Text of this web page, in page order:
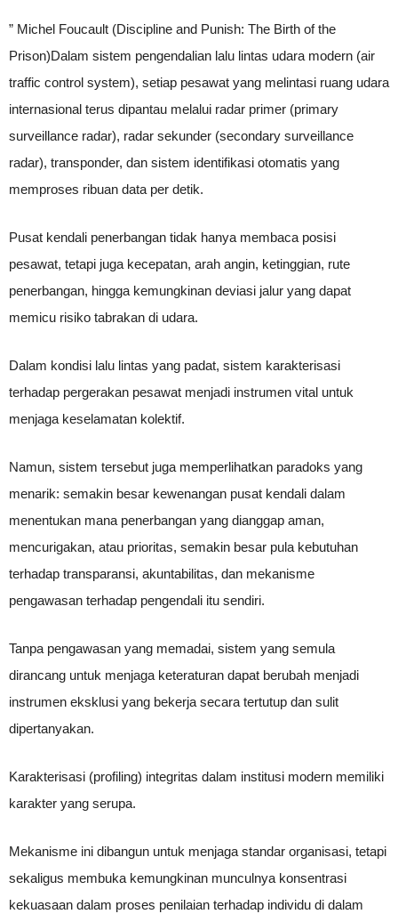
” Michel Foucault (Discipline and Punish: The Birth of the
Prison)Dalam sistem pengendalian lalu lintas udara modern (air
traffic control system), setiap pesawat yang melintasi ruang udara
internasional terus dipantau melalui radar primer (primary
surveillance radar), radar sekunder (secondary surveillance
radar), transponder, dan sistem identifikasi otomatis yang
memproses ribuan data per detik.
Pusat kendali penerbangan tidak hanya membaca posisi
pesawat, tetapi juga kecepatan, arah angin, ketinggian, rute
penerbangan, hingga kemungkinan deviasi jalur yang dapat
memicu risiko tabrakan di udara.
Dalam kondisi lalu lintas yang padat, sistem karakterisasi
terhadap pergerakan pesawat menjadi instrumen vital untuk
menjaga keselamatan kolektif.
Namun, sistem tersebut juga memperlihatkan paradoks yang
menarik: semakin besar kewenangan pusat kendali dalam
menentukan mana penerbangan yang dianggap aman,
mencurigakan, atau prioritas, semakin besar pula kebutuhan
terhadap transparansi, akuntabilitas, dan mekanisme
pengawasan terhadap pengendali itu sendiri.
Tanpa pengawasan yang memadai, sistem yang semula
dirancang untuk menjaga keteraturan dapat berubah menjadi
instrumen eksklusi yang bekerja secara tertutup dan sulit
dipertanyakan.
Karakterisasi (profiling) integritas dalam institusi modern memiliki
karakter yang serupa.
Mekanisme ini dibangun untuk menjaga standar organisasi, tetapi
sekaligus membuka kemungkinan munculnya konsentrasi
kekuasaan dalam proses penilaian terhadap individu di dalam